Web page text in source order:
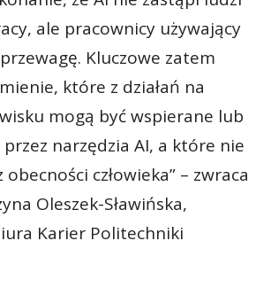
ale pracownicy używający
Kluczowe zatem
które z działań na
mogą być wspierane lub
narzędzia AI, a które nie
człowieka” – zwraca
Oleszek-Sławińska,
Karier Politechniki